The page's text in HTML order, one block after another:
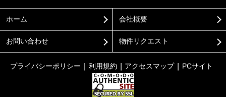
ホーム 会社概要
お問い合わせ 物件リクエスト
プライバシーポリシー 利用規約 アクセスマップ PCサイト